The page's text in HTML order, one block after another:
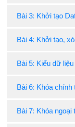
Bài 3: Khởi tạo
Bài 4: Khởi tạo,
Bài 5: Kiểu dữ
Bài 6: Khóa chính
Bài 7: Khóa ngoại